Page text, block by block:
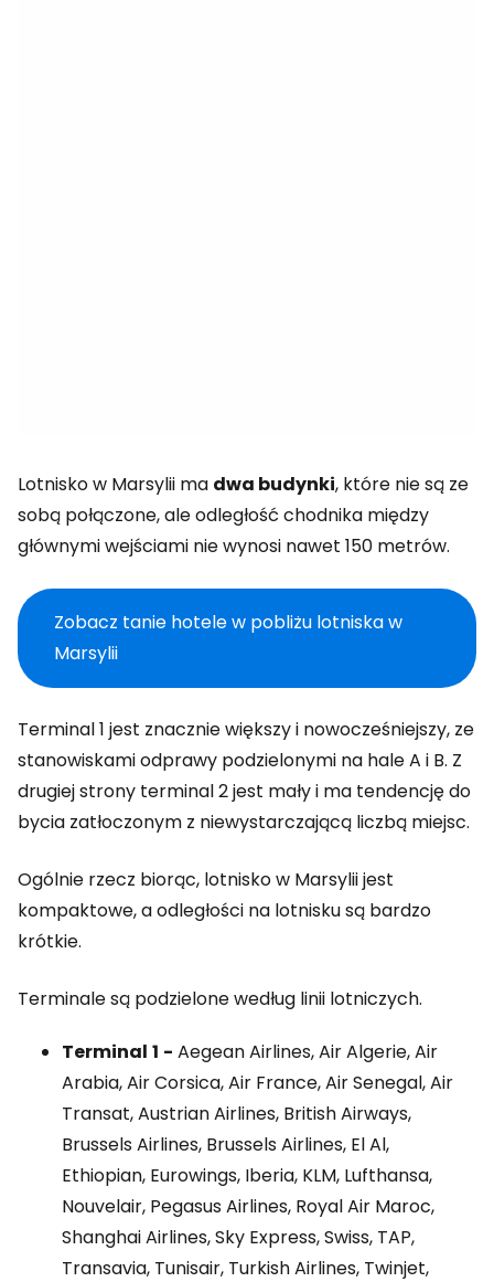
Lotnisko w Marsylii ma dwa budynki, które nie są ze
sobą połączone, ale odległość chodnika między
głównymi wejściami nie wynosi nawet 150 metrów.
Zobacz tanie hotele w pobliżu lotniska w
Marsylii
Terminal 1 jest znacznie większy i nowocześniejszy, ze
stanowiskami odprawy podzielonymi na hale A i B. Z
drugiej strony terminal 2 jest mały i ma tendencję do
bycia zatłoczonym z niewystarczającą liczbą miejsc.
Ogólnie rzecz biorąc, lotnisko w Marsylii jest
kompaktowe, a odległości na lotnisku są bardzo
krótkie.
Terminale są podzielone według linii lotniczych.
Terminal 1 - Aegean Airlines, Air Algerie, Air
Arabia, Air Corsica, Air France, Air Senegal, Air
Transat, Austrian Airlines, British Airways,
Brussels Airlines, Brussels Airlines, El Al,
Ethiopian, Eurowings, Iberia, KLM, Lufthansa,
Nouvelair, Pegasus Airlines, Royal Air Maroc,
Shanghai Airlines, Sky Express, Swiss, TAP,
Transavia, Tunisair, Turkish Airlines, Twinjet,